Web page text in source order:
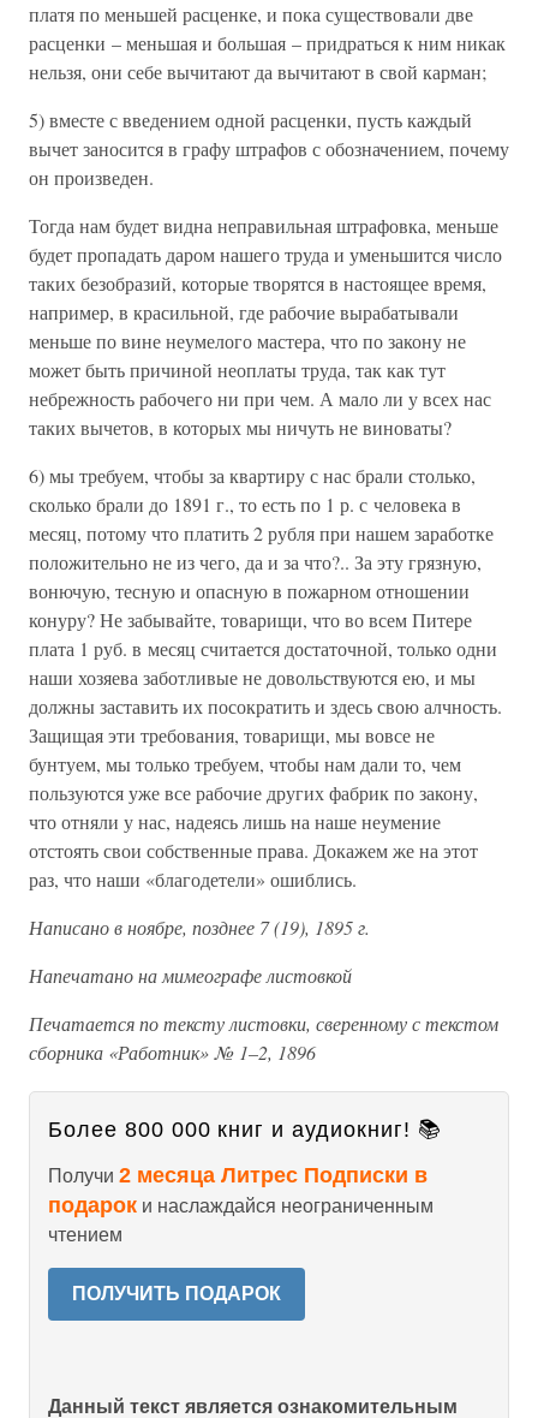
платя по меньшей расценке, и пока существовали две
расценки – меньшая и большая – придраться к ним никак
нельзя, они себе вычитают да вычитают в свой карман;
5) вместе с введением одной расценки, пусть каждый
вычет заносится в графу штрафов с обозначением, почему
он произведен.
Тогда нам будет видна неправильная штрафовка, меньше
будет пропадать даром нашего труда и уменьшится число
таких безобразий, которые творятся в настоящее время,
например, в красильной, где рабочие вырабатывали
меньше по вине неумелого мастера, что по закону не
может быть причиной неоплаты труда, так как тут
небрежность рабочего ни при чем. А мало ли у всех нас
таких вычетов, в которых мы ничуть не виноваты?
6) мы требуем, чтобы за квартиру с нас брали столько,
сколько брали до 1891 г., то есть по 1 р. с человека в
месяц, потому что платить 2 рубля при нашем заработке
положительно не из чего, да и за что?.. За эту грязную,
вонючую, тесную и опасную в пожарном отношении
конуру? Не забывайте, товарищи, что во всем Питере
плата 1 руб. в месяц считается достаточной, только одни
наши хозяева заботливые не довольствуются ею, и мы
должны заставить их посократить и здесь свою алчность.
Защищая эти требования, товарищи, мы вовсе не
бунтуем, мы только требуем, чтобы нам дали то, чем
пользуются уже все рабочие других фабрик по закону,
что отняли у нас, надеясь лишь на наше неумение
отстоять свои собственные права. Докажем же на этот
раз, что наши «благодетели» ошиблись.
Написано в ноябре, позднее 7 (19), 1895 г.
Напечатано на мимеографе листовкой
Печатается по тексту листовки, сверенному с текстом
сборника «Работник» № 1–2, 1896
Более 800 000 книг и аудиокниг! 📚
Получи 2 месяца Литрес Подписки в
подарок и наслаждайся неограниченным
чтением
ПОЛУЧИТЬ ПОДАРОК
Данный текст является ознакомительным